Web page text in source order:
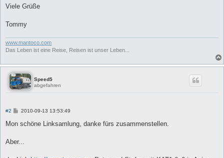
Viele Grüße
Tommy
www.mantoco.com
Das Leben ist eine Reise, Reisen ist unser Leben...
Speed5
abgefahren
#2
B
a
2010-09-13 13:53:49
Mon schöne Linksamlung, danke fürs zusammenstellen.
Aber...